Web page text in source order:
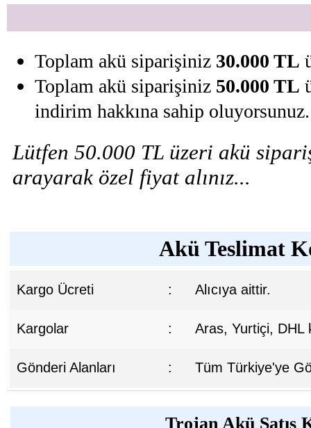
Toplam akü siparişiniz 30.000 TL
Toplam akü siparişiniz 50.000 TL
indirim hakkına sahip oluyorsunuz.
Lütfen 50.000 TL üzeri akü
arayarak özel fiyat alınız...
Akü Teslimat
Kargo Ücreti : Alıcıya aittir.
Kargolar : Aras, Yurtiçi, DHL
Gönderi Alanları : Tüm Türkiye'ye
Trojan Akü Satış